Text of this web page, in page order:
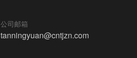
公司邮箱
tanningyuan@cntjzn.com